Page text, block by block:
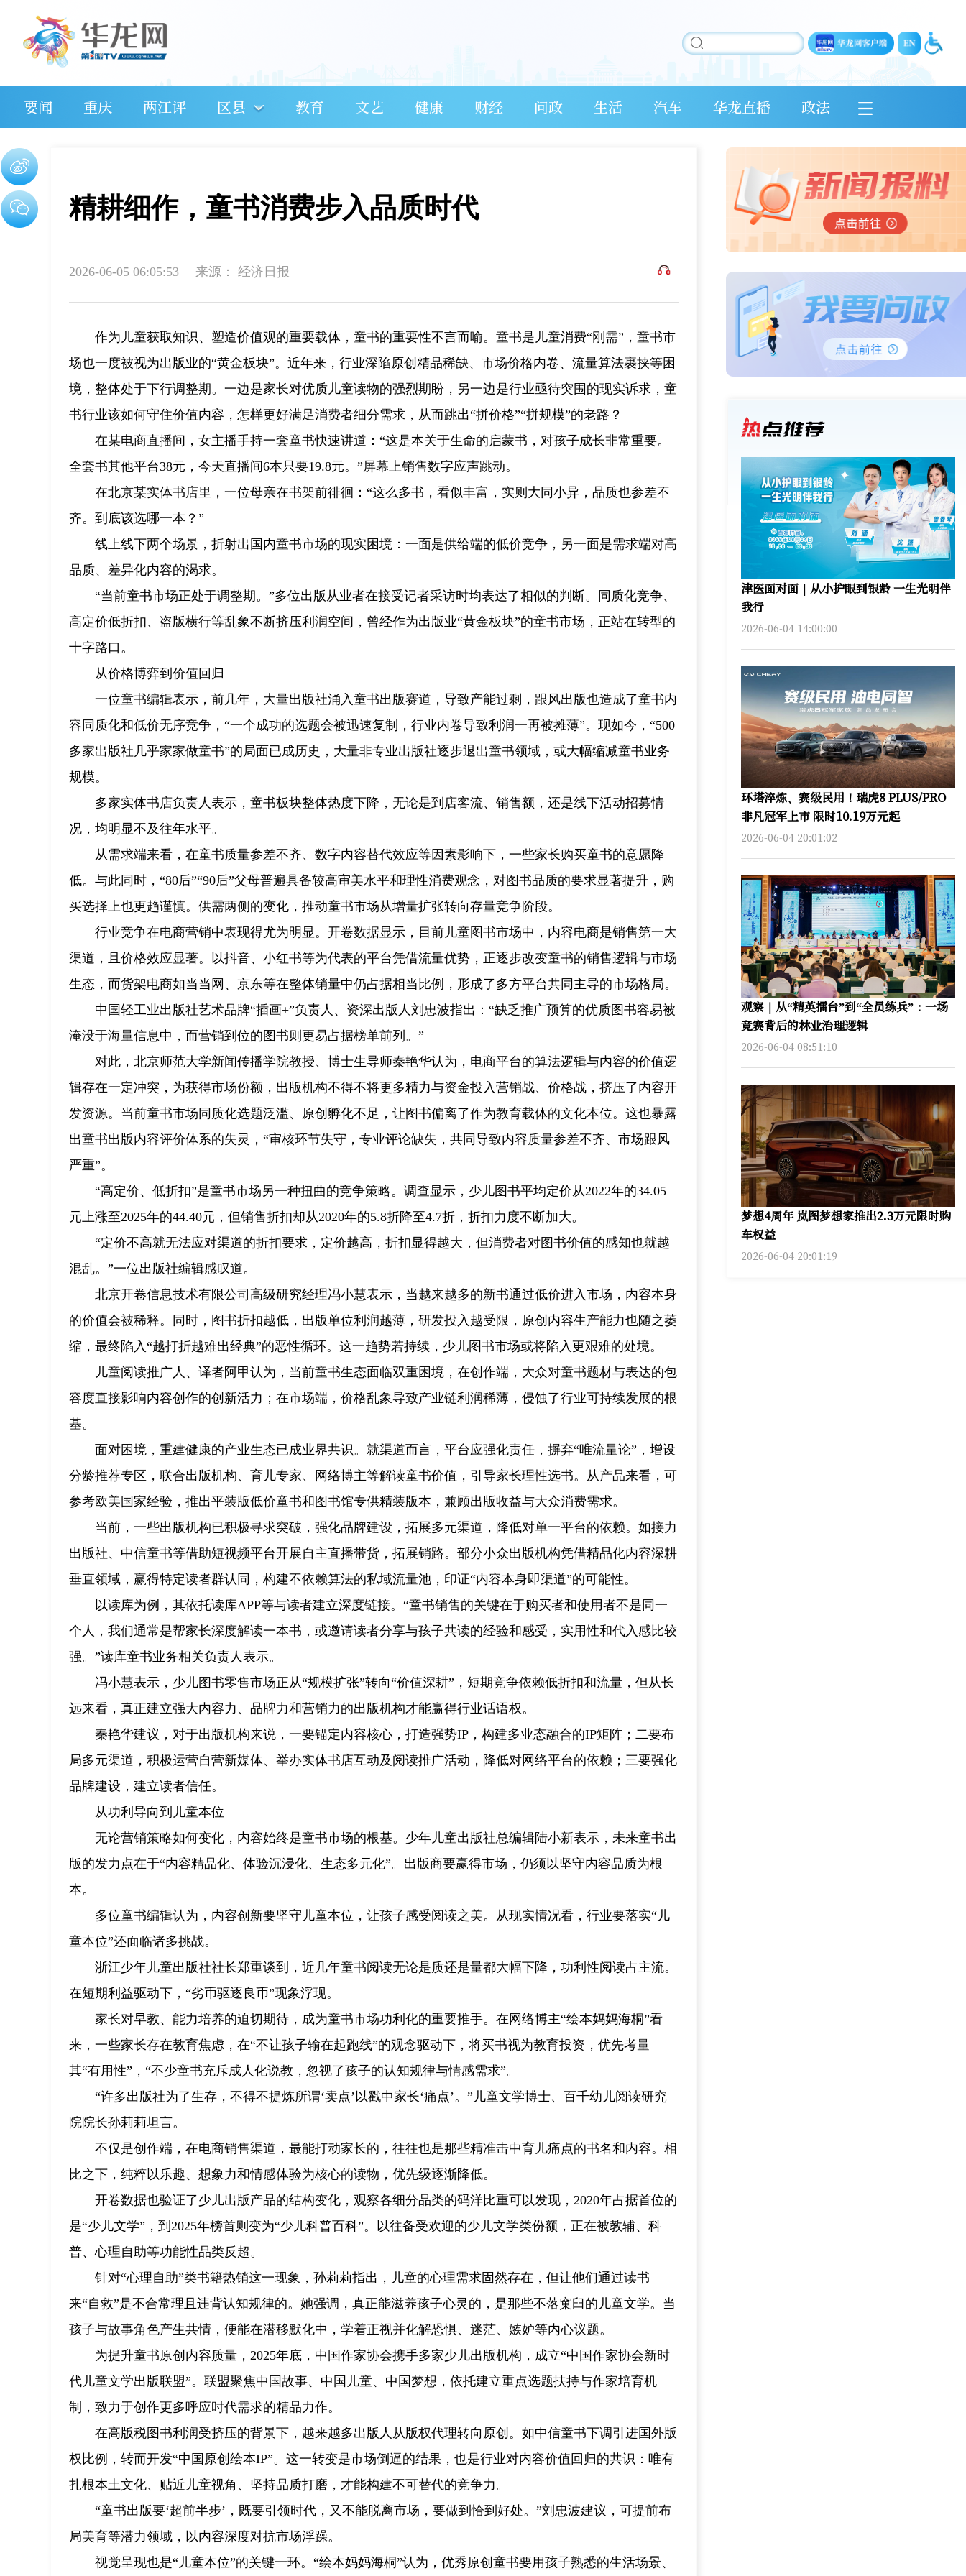
要闻 重庆 两江评 区县 教育 文艺 健康 财经 问政 生活 汽车 华龙直播 政法
精耕细作，童书消费步入品质时代
2026-06-05 06:05:53 来源： 经济日报
作为儿童获取知识、塑造价值观的重要载体，童书的重要性不言而喻。童书是儿童消费“刚需”，童书市
场也一度被视为出版业的“黄金板块”。近年来，行业深陷原创精品稀缺、市场价格内卷、流量算法裹挟等困
境，整体处于下行调整期。一边是家长对优质儿童读物的强烈期盼，另一边是行业亟待突围的现实诉求，童
书行业该如何守住价值内容，怎样更好满足消费者细分需求，从而跳出“拼价格”“拼规模”的老路？
在某电商直播间，女主播手持一套童书快速讲道：“这是本关于生命的启蒙书，对孩子成长非常重要。
全套书其他平台38元，今天直播间6本只要19.8元。”屏幕上销售数字应声跳动。
在北京某实体书店里，一位母亲在书架前徘徊：“这么多书，看似丰富，实则大同小异，品质也参差不
齐。到底该选哪一本？”
线上线下两个场景，折射出国内童书市场的现实困境：一面是供给端的低价竞争，另一面是需求端对高
品质、差异化内容的渴求。
“当前童书市场正处于调整期。”多位出版从业者在接受记者采访时均表达了相似的判断。同质化竞争、
高定价低折扣、盗版横行等乱象不断挤压利润空间，曾经作为出版业“黄金板块”的童书市场，正站在转型的
十字路口。
从价格博弈到价值回归
一位童书编辑表示，前几年，大量出版社涌入童书出版赛道，导致产能过剩，跟风出版也造成了童书内
容同质化和低价无序竞争，“一个成功的选题会被迅速复制，行业内卷导致利润一再被摊薄”。现如今，“500
多家出版社几乎家家做童书”的局面已成历史，大量非专业出版社逐步退出童书领域，或大幅缩减童书业务
规模。
多家实体书店负责人表示，童书板块整体热度下降，无论是到店客流、销售额，还是线下活动招募情
况，均明显不及往年水平。
从需求端来看，在童书质量参差不齐、数字内容替代效应等因素影响下，一些家长购买童书的意愿降
低。与此同时，“80后”“90后”父母普遍具备较高审美水平和理性消费观念，对图书品质的要求显著提升，购
买选择上也更趋谨慎。供需两侧的变化，推动童书市场从增量扩张转向存量竞争阶段。
行业竞争在电商营销中表现得尤为明显。开卷数据显示，目前儿童图书市场中，内容电商是销售第一大
渠道，且价格效应显著。以抖音、小红书等为代表的平台凭借流量优势，正逐步改变童书的销售逻辑与市场
生态，而货架电商如当当网、京东等在整体销量中仍占据相当比例，形成了多方平台共同主导的市场格局。
中国轻工业出版社艺术品牌“插画+”负责人、资深出版人刘忠波指出：“缺乏推广预算的优质图书容易被
淹没于海量信息中，而营销到位的图书则更易占据榜单前列。”
对此，北京师范大学新闻传播学院教授、博士生导师秦艳华认为，电商平台的算法逻辑与内容的价值逻
辑存在一定冲突，为获得市场份额，出版机构不得不将更多精力与资金投入营销战、价格战，挤压了内容开
发资源。当前童书市场同质化选题泛滥、原创孵化不足，让图书偏离了作为教育载体的文化本位。这也暴露
出童书出版内容评价体系的失灵，“审核环节失守，专业评论缺失，共同导致内容质量参差不齐、市场跟风
严重”。
“高定价、低折扣”是童书市场另一种扭曲的竞争策略。调查显示，少儿图书平均定价从2022年的34.05
元上涨至2025年的44.40元，但销售折扣却从2020年的5.8折降至4.7折，折扣力度不断加大。
“定价不高就无法应对渠道的折扣要求，定价越高，折扣显得越大，但消费者对图书价值的感知也就越
混乱。”一位出版社编辑感叹道。
北京开卷信息技术有限公司高级研究经理冯小慧表示，当越来越多的新书通过低价进入市场，内容本身
的价值会被稀释。同时，图书折扣越低，出版单位利润越薄，研发投入越受限，原创内容生产能力也随之萎
缩，最终陷入“越打折越难出经典”的恶性循环。这一趋势若持续，少儿图书市场或将陷入更艰难的处境。
儿童阅读推广人、译者阿甲认为，当前童书生态面临双重困境，在创作端，大众对童书题材与表达的包
容度直接影响内容创作的创新活力；在市场端，价格乱象导致产业链利润稀薄，侵蚀了行业可持续发展的根
基。
面对困境，重建健康的产业生态已成业界共识。就渠道而言，平台应强化责任，摒弃“唯流量论”，增设
分龄推荐专区，联合出版机构、育儿专家、网络博主等解读童书价值，引导家长理性选书。从产品来看，可
参考欧美国家经验，推出平装版低价童书和图书馆专供精装版本，兼顾出版收益与大众消费需求。
当前，一些出版机构已积极寻求突破，强化品牌建设，拓展多元渠道，降低对单一平台的依赖。如接力
出版社、中信童书等借助短视频平台开展自主直播带货，拓展销路。部分小众出版机构凭借精品化内容深耕
垂直领域，赢得特定读者群认同，构建不依赖算法的私域流量池，印证“内容本身即渠道”的可能性。
以读库为例，其依托读库APP等与读者建立深度链接。“童书销售的关键在于购买者和使用者不是同一
个人，我们通常是帮家长深度解读一本书，或邀请读者分享与孩子共读的经验和感受，实用性和代入感比较
强。”读库童书业务相关负责人表示。
冯小慧表示，少儿图书零售市场正从“规模扩张”转向“价值深耕”，短期竞争依赖低折扣和流量，但从长
远来看，真正建立强大内容力、品牌力和营销力的出版机构才能赢得行业话语权。
秦艳华建议，对于出版机构来说，一要锚定内容核心，打造强势IP，构建多业态融合的IP矩阵；二要布
局多元渠道，积极运营自营新媒体、举办实体书店互动及阅读推广活动，降低对网络平台的依赖；三要强化
品牌建设，建立读者信任。
从功利导向到儿童本位
无论营销策略如何变化，内容始终是童书市场的根基。少年儿童出版社总编辑陆小新表示，未来童书出
版的发力点在于“内容精品化、体验沉浸化、生态多元化”。出版商要赢得市场，仍须以坚守内容品质为根
本。
多位童书编辑认为，内容创新要坚守儿童本位，让孩子感受阅读之美。从现实情况看，行业要落实“儿
童本位”还面临诸多挑战。
浙江少年儿童出版社社长郑重谈到，近几年童书阅读无论是质还是量都大幅下降，功利性阅读占主流。
在短期利益驱动下，“劣币驱逐良币”现象浮现。
家长对早教、能力培养的迫切期待，成为童书市场功利化的重要推手。在网络博主“绘本妈妈海桐”看
来，一些家长存在教育焦虑，在“不让孩子输在起跑线”的观念驱动下，将买书视为教育投资，优先考量
其“有用性”，“不少童书充斥成人化说教，忽视了孩子的认知规律与情感需求”。
“许多出版社为了生存，不得不提炼所谓‘卖点’以戳中家长‘痛点’。”儿童文学博士、百千幼儿阅读研究
院院长孙莉莉坦言。
不仅是创作端，在电商销售渠道，最能打动家长的，往往也是那些精准击中育儿痛点的书名和内容。相
比之下，纯粹以乐趣、想象力和情感体验为核心的读物，优先级逐渐降低。
开卷数据也验证了少儿出版产品的结构变化，观察各细分品类的码洋比重可以发现，2020年占据首位的
是“少儿文学”，到2025年榜首则变为“少儿科普百科”。以往备受欢迎的少儿文学类份额，正在被教辅、科
普、心理自助等功能性品类反超。
针对“心理自助”类书籍热销这一现象，孙莉莉指出，儿童的心理需求固然存在，但让他们通过读书
来“自救”是不合常理且违背认知规律的。她强调，真正能滋养孩子心灵的，是那些不落窠臼的儿童文学。当
孩子与故事角色产生共情，便能在潜移默化中，学着正视并化解恐惧、迷茫、嫉妒等内心议题。
为提升童书原创内容质量，2025年底，中国作家协会携手多家少儿出版机构，成立“中国作家协会新时
代儿童文学出版联盟”。联盟聚焦中国故事、中国儿童、中国梦想，依托建立重点选题扶持与作家培育机
制，致力于创作更多呼应时代需求的精品力作。
在高版税图书利润受挤压的背景下，越来越多出版人从版权代理转向原创。如中信童书下调引进国外版
权比例，转而开发“中国原创绘本IP”。这一转变是市场倒逼的结果，也是行业对内容价值回归的共识：唯有
扎根本土文化、贴近儿童视角、坚持品质打磨，才能构建不可替代的竞争力。
“童书出版要‘超前半步’，既要引领时代，又不能脱离市场，要做到恰到好处。”刘忠波建议，可提前布
局美育等潜力领域，以内容深度对抗市场浮躁。
视觉呈现也是“儿童本位”的关键一环。“绘本妈妈海桐”认为，优秀原创童书要用孩子熟悉的生活场景、
津医面对面｜从小护眼到银龄 一生光明伴
我行
2026-06-04 14:00:00
环塔淬炼、赛级民用！瑞虎8 PLUS/PRO
非凡冠军上市 限时10.19万元起
2026-06-04 20:01:02
观察｜从“精英擂台”到“全员练兵”：一场
竞赛背后的林业治理逻辑
2026-06-04 08:51:10
梦想4周年 岚图梦想家推出2.3万元限时购
车权益
2026-06-04 20:01:19